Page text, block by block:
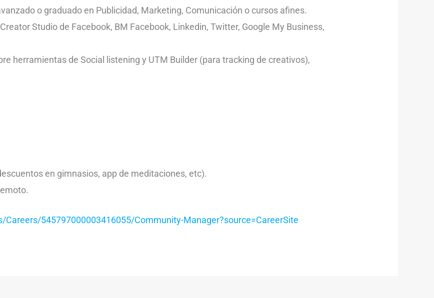
o graduado en Publicidad, Marketing, Comunicación o cursos afines.
Studio de Facebook, BM Facebook, Linkedin, Twitter, Google My Business,
herramientas de Social listening y UTM Builder (para tracking de creativos),
en gimnasios, app de meditaciones, etc).
545797000003416055/Community-Manager?source=CareerSite